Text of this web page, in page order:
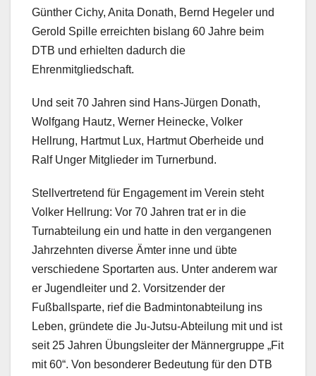
Günther Cichy, Anita Donath, Bernd Hegeler und
Gerold Spille erreichten bislang 60 Jahre beim
DTB und erhielten dadurch die
Ehrenmitgliedschaft.
Und seit 70 Jahren sind Hans-Jürgen Donath,
Wolfgang Hautz, Werner Heinecke, Volker
Hellrung, Hartmut Lux, Hartmut Oberheide und
Ralf Unger Mitglieder im Turnerbund.
Stellvertretend für Engagement im Verein steht
Volker Hellrung: Vor 70 Jahren trat er in die
Turnabteilung ein und hatte in den vergangenen
Jahrzehnten diverse Ämter inne und übte
verschiedene Sportarten aus. Unter anderem war
er Jugendleiter und 2. Vorsitzender der
Fußballsparte, rief die Badmintonabteilung ins
Leben, gründete die Ju-Jutsu-Abteilung mit und ist
seit 25 Jahren Übungsleiter der Männergruppe „Fit
mit 60“. Von besonderer Bedeutung für den DTB